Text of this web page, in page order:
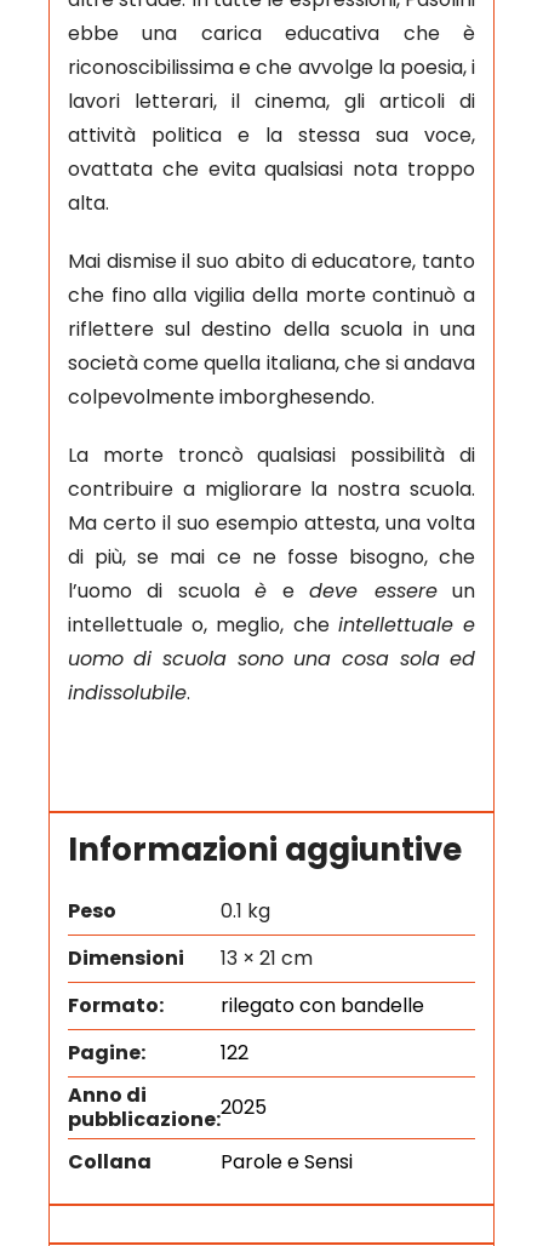
ebbe una carica educativa che è
riconoscibilissima e che avvolge la poesia, i
lavori letterari, il cinema, gli articoli di
attività politica e la stessa sua voce,
ovattata che evita qualsiasi nota troppo
alta.
Mai dismise il suo abito di educatore, tanto
che fino alla vigilia della morte continuò a
riflettere sul destino della scuola in una
società come quella italiana, che si andava
colpevolmente imborghesendo.
La morte troncò qualsiasi possibilità di
contribuire a migliorare la nostra scuola.
Ma certo il suo esempio attesta, una volta
di più, se mai ce ne fosse bisogno, che
l’uomo di scuolaè edeve essereun
intellettuale o, meglio, che intellettuale e
uomo di scuola sono una cosa sola ed
indissolubile.
Informazioni aggiuntive
Peso
0.1 kg
Dimensioni
13 × 21 cm
Formato:
rilegato con bandelle
Pagine:
122
Anno di
pubblicazione:2025
Collana
Parole e Sensi